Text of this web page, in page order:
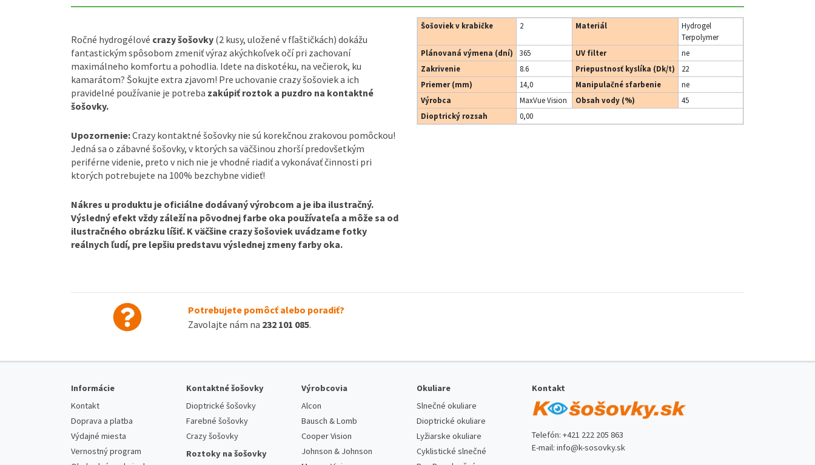
Ročné hydrogélové crazy šošovky (2 kusy, uložené v fľaštičkách) dokážu
fantastickým spôsobom zmeniť výraz akýchkoľvek očí pri zachovaní
maximálneho komfortu a pohodlia. Idete na diskotéku, na večierok, ku
kamarátom? Šokujte extra zjavom! Pre uchovanie crazy šošoviek a ich
pravidelné používanie je potreba zakúpiť roztok a puzdro na kontaktné
šošovky.
Upozornenie:Crazy kontaktné šošovky nie sú korekčnou zrakovou pomôckou!
Jedná sa o zábavné šošovky, v ktorých sa väčšinou zhorší predovšetkým
periférne videnie, preto v nich nie je vhodné riadiť a vykonávať činnosti pri
ktorých potrebujete na 100% bezchybne vidieť!
Nákres u produktu je oficiálne dodávaný výrobcom a je iba ilustračný.
Výsledný efekt vždy záleží na pôvodnej farbe oka používateľa a môže sa od
ilustračného obrázku líšiť. K väčšine crazy šošoviek uvádzame fotky
reálnych ľudí, pre lepšiu predstavu výslednej zmeny farby oka.
Šošoviek v krabičke 2 Materiál
Hydrogel
Terpolymer
Plánovaná výmena (dní)
365 UV filter
ne
Zakrivenie
8.6 Priepustnosť kyslíka (Dk/t)
22
Priemer (mm)
14,0 Manipulačné sfarbenie
ne
Výrobca
MaxVue Vision Obsah vody (%)
45
Dioptrický rozsah
0,00
Potrebujete pomôcť alebo poradiť?
Zavolajte nám na 232 101 085.
Informácie
Kontakt
Doprava a platba
Výdajné miesta
Vernostný program
Kontaktné šošovky
Dioptrické šošovky
Farebné šošovky
Crazy šošovky
Roztoky na šošovky
Výrobcovia
Alcon
Bausch & Lomb
Cooper Vision
Johnson & Johnson
Okuliare
Slnečné okuliare
Dioptrické okuliare
Lyžiarske okuliare
Cyklistické slnečné
Kontakt
Telefón: +421 222 205 863
E-mail: info@k-sosovky.sk